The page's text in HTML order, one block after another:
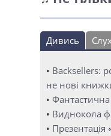
Дивись
• Backsellers:
не нові
• Фантастична
• Виднокола
• Презентація